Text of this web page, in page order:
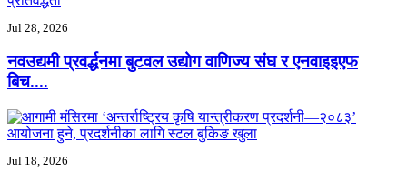
Jul 28, 2026
नवउद्यमी प्रवर्द्धनमा बुटवल उद्योग वाणिज्य संघ र एनवाइइएफ
बिच....
Jul 18, 2026